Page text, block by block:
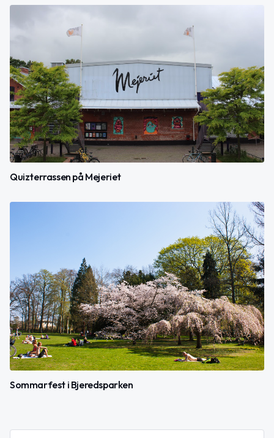
Quizterrassen på Mejeriet
Sommarfest i Bjeredsparken